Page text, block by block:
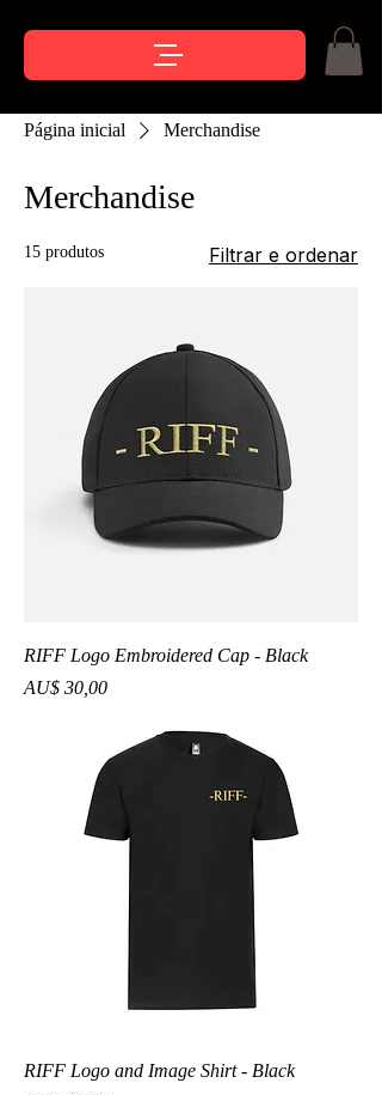
Página inicial Merchandise
Merchandise
15 produtos Filtrar e ordenar
RIFF Logo Embroidered Cap - Black
Preço
AU$ 30,00
RIFF Logo and Image Shirt - Black